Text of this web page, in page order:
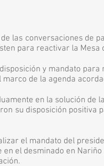
las conversaciones de
para reactivar la Mesa
y mandato para
de la agenda
en la solución
su disposición
el mandato del
en el desminado en